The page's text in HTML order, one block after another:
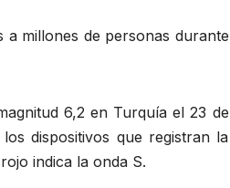
millones de personas durante
6,2 en Turquía el 23 de
dispositivos que registran la
indica la onda S.